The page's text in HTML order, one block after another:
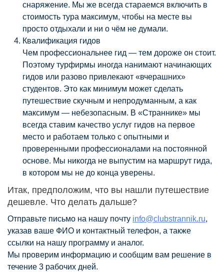
снаряжение. Мы же всегда стараемся включить в
стоимость тура максимум, чтобы на месте вы
просто отдыхали и ни о чём не думали.
Квалификация гидов
Чем профессиональнее гид — тем дороже он стоит.
Поэтому турфирмы иногда нанимают начинающих
гидов или разово привлекают «вчерашних»
студентов. Это как минимум может сделать
путешествие скучным и непродуманным, а как
максимум — небезопасным. В «Страннике» мы
всегда ставим качество услуг гидов на первое
место и работаем только с опытными и
проверенными профессионалами на постоянной
основе. Мы никогда не выпустим на маршрут гида,
в котором мы не до конца уверены.
Итак, предположим, что вы нашли путешествие
дешевле. Что делать дальше?
Отправьте письмо на нашу почту info@clubstrannik.ru,
указав ваше ФИО и контактный телефон, а также
ссылки на нашу программу и аналог.
Мы проверим информацию и сообщим вам решение в
течение 3 рабочих дней.